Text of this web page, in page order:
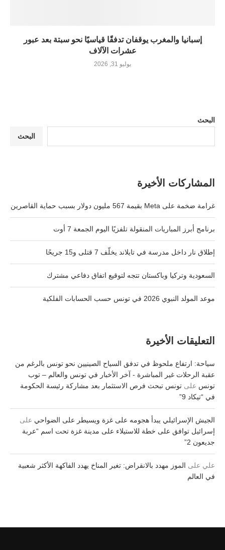
إسبانيا والمغرب يوقفان تدفقًا قياسيًا نحو سبتة بعد عبور
عشرات الآلاف
يوليو 31, 2026
البحث
البحث
المشاركات الأخيرة
غرامة ضخمة على Meta بقيمة 567 مليون دولار بسبب حماية القاصرين
برنامج أبرز المباريات المنقولة تلفزيًا اليوم الجمعة 7 أوت
إطلاق نار داخل مدرسة في تايلاند يخلّف 7 قتلى و15 جريحًا
السعودية وتركيا وباكستان تتجه لتوقيع اتفاق دفاعي مشترك
موعد المولد النبوي 2026 في تونس حسب الحسابات الفلكية
التعليقات الأخيرة
سياحة: ارتفاع ملحوظ في تدفق السياح الصينيين نحو تونس بالرغم من
عقبة الرحلات غير المباشرة - آخر الأخبار في تونس والعالم – توب
تونس على تونس تبحث فرص الاستثمار بعد مشاركة رئيسة الحكومة
في “تيكاد 9”
الجيش الإسرائيلي يبدأ هجومه على غزة ويسيطر على الضواحي على
إسرائيل توافق على خطة للاستيلاء على مدينة غزة تحت اسم “عربة
جديعون 2”
علي على الموز مهدد بالانقراض: تغير المناخ يهدد الفاكهة الأكثر شعبية
في العالم